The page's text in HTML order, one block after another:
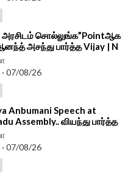
அரசிடம் சொல்லுங்க”Pointஆக
அசந்து பார்த்த Vijay | N
at TN Assembly
· 07/08/26
Anbumani Speech at
Assembly.. வியந்து பார்த்த
| PMK | TVK
· 07/08/26